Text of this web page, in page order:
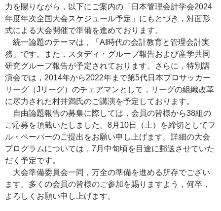
力を賜りながら，以下にご案内の「日本管理会計学会2024
年度年次全国大会スケジュール予定」にもとづき，対面形
式による大会開催で準備を進めております。
統一論題のテーマは，「AI時代の会計教育と管理会計実
務」です。また，スタディ・グループ報告および産学共同
研究グループ報告が予定されております。さらに，特別講
演会では，2014年から2022年まで第5代日本プロサッカー
リーグ（Jリーグ）のチェアマンとして，リーグの組織改革
に尽力された村井満氏のご講演を予定しております。
自由論題報告の募集に際しては，会員の皆様から38組の
ご応募を頂戴いたしました。8月10日（土）を締切としてフ
ル・ペーパーのご提出をお願い申し上げます。詳細の大会
プログラムについては，7月中旬頃を目途に郵送させていた
だく予定です。
大会準備委員会一同，万全の準備を進める所存でござい
ます。多くの会員の皆様のご参加を賜りますよう，何卒，
よろしくお願い申し上げます。